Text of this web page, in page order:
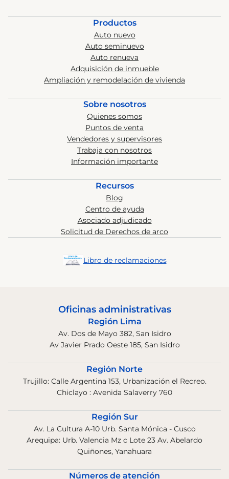
Productos
Auto nuevo
Auto seminuevo
Auto renueva
Adquisición de inmueble
Ampliación y remodelación de vivienda
Sobre nosotros
Quienes somos
Puntos de venta
Vendedores y supervisores
Trabaja con nosotros
Información importante
Recursos
Blog
Centro de ayuda
Asociado adjudicado
Solicitud de Derechos de arco
Libro de reclamaciones
Oficinas administrativas
Región Lima
Av. Dos de Mayo 382, San Isidro
Av Javier Prado Oeste 185, San Isidro
Región Norte
Trujillo: Calle Argentina 153, Urbanización el Recreo.
Chiclayo : Avenida Salaverry 760
Región Sur
Av. La Cultura A-10 Urb. Santa Mónica - Cusco
Arequipa: Urb. Valencia Mz c Lote 23 Av. Abelardo
Quiñones, Yanahuara
Números de atención